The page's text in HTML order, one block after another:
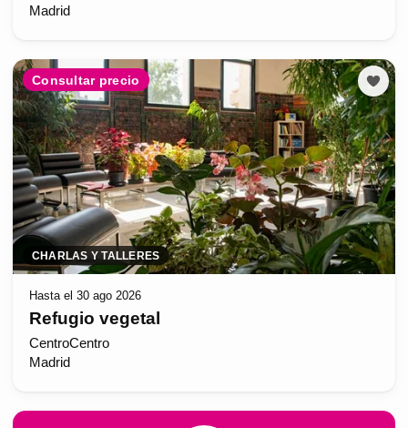
Madrid
Consultar precio
CHARLAS Y TALLERES
Hasta el 30 ago 2026
Refugio vegetal
CentroCentro
Madrid